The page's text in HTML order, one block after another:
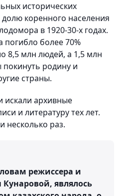
исторических
коренного населения
в 1920-30-х годах.
погибло более 70%
8,5 млн людей, а 1,5 млн
родину и
страны.
искали архивные
и литературу тех лет.
несколько раз.
режиссера и
являлось